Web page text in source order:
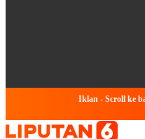
Iklan - Scroll ke